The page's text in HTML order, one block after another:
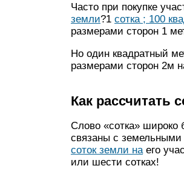
Часто при покупке
земли?1 сотка ; 100
размерами сторон 1
Но один квадратный
размерами сторон 2м
Как рассчитать
Слово «сотка»
связаны с земельными
соток земли на его
или шести сотках!